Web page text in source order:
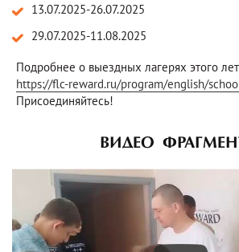
13.07.2025-26.07.2025
29.07.2025-11.08.2025
Подробнее о выездных лагерях этого
https://flc-reward.ru/program/english/
Присоединяйтесь!
ВИДЕО